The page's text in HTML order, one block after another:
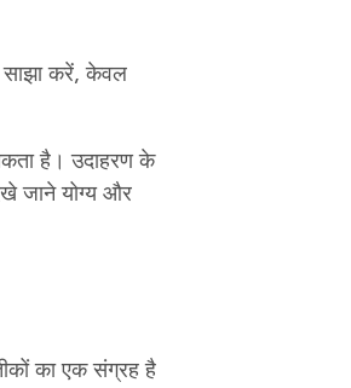
साझा करें, केवल
है। उदाहरण के
जाने योग्य और
का एक संग्रह है